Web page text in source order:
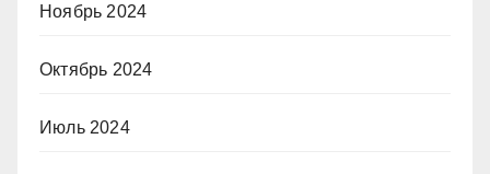
Ноябрь 2024
Октябрь 2024
Июль 2024